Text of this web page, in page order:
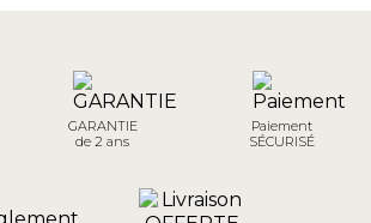
GARANTIE
de 2 ans
Paiement
SÉCURISÉ